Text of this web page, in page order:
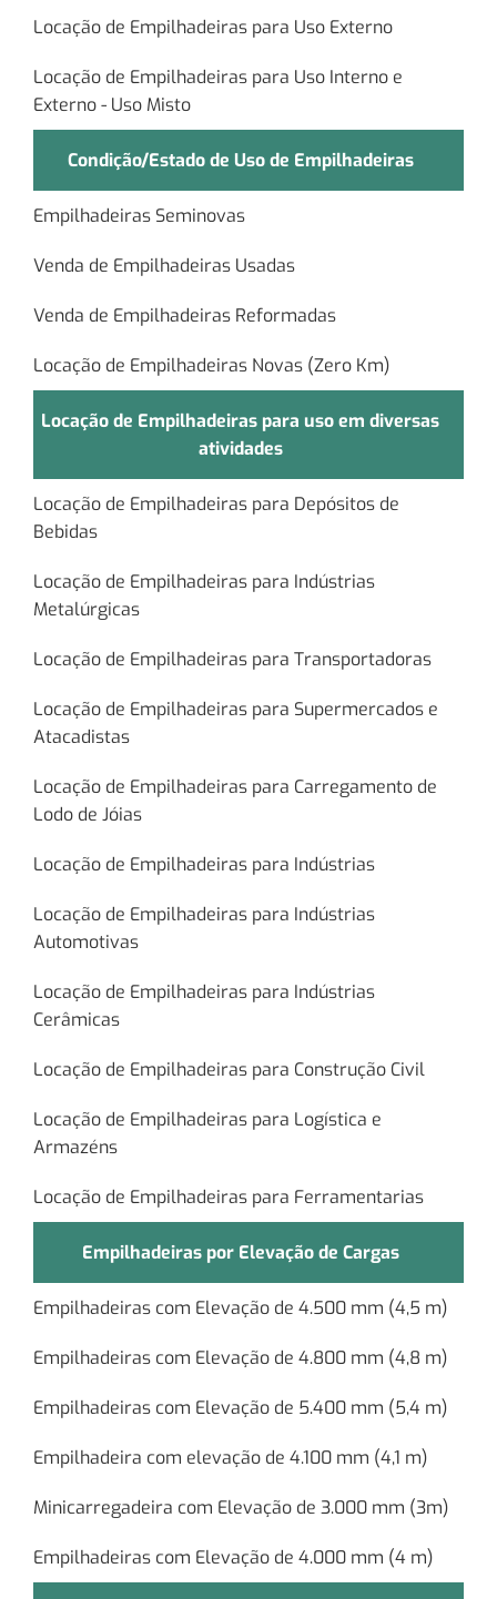
Locação de Empilhadeiras para Uso Externo
Locação de Empilhadeiras para Uso Interno e
Externo - Uso Misto
Condição/Estado de Uso de Empilhadeiras
Empilhadeiras Seminovas
Venda de Empilhadeiras Usadas
Venda de Empilhadeiras Reformadas
Locação de Empilhadeiras Novas (Zero Km)
Locação de Empilhadeiras para uso em diversas
atividades
Locação de Empilhadeiras para Depósitos de
Bebidas
Locação de Empilhadeiras para Indústrias
Metalúrgicas
Locação de Empilhadeiras para Transportadoras
Locação de Empilhadeiras para Supermercados e
Atacadistas
Locação de Empilhadeiras para Carregamento de
Lodo de Jóias
Locação de Empilhadeiras para Indústrias
Locação de Empilhadeiras para Indústrias
Automotivas
Locação de Empilhadeiras para Indústrias
Cerâmicas
Locação de Empilhadeiras para Construção Civil
Locação de Empilhadeiras para Logística e
Armazéns
Locação de Empilhadeiras para Ferramentarias
Empilhadeiras por Elevação de Cargas
Empilhadeiras com Elevação de 4.500 mm (4,5 m)
Empilhadeiras com Elevação de 4.800 mm (4,8 m)
Empilhadeiras com Elevação de 5.400 mm (5,4 m)
Empilhadeira com elevação de 4.100 mm (4,1 m)
Minicarregadeira com Elevação de 3.000 mm (3m)
Empilhadeiras com Elevação de 4.000 mm (4 m)